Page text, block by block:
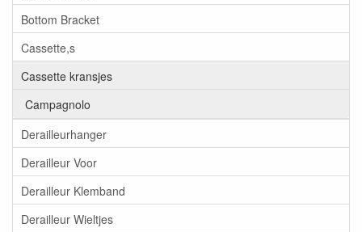
Bottom Bracket
Cassette,s
Cassette kransjes
Campagnolo
Derailleurhanger
Derailleur Voor
Derailleur Klemband
Derailleur Wieltjes